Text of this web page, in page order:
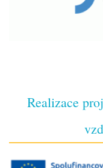
Realizace